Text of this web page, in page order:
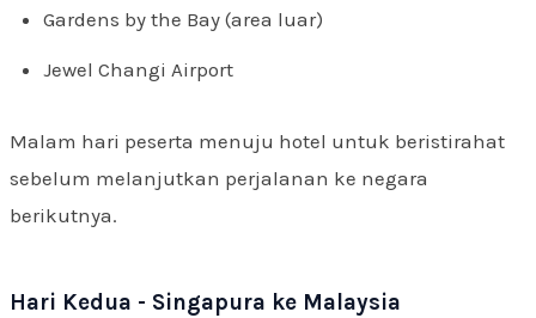
Gardens by the Bay (area luar)
Jewel Changi Airport
Malam hari peserta menuju hotel untuk beristirahat
sebelum melanjutkan perjalanan ke negara
berikutnya.
Hari Kedua - Singapura ke Malaysia